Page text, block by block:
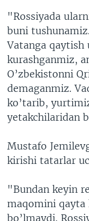
"Rossiyada
buni
Vatanga qaytish
kurashganmiz,
O’zbekistonni
demaganmiz.
ko’tarib,
yetakchilaridan
Mustafo
kirishi tatarlar
"Bundan keyin
maqomini qayta
bo’lmaydi.